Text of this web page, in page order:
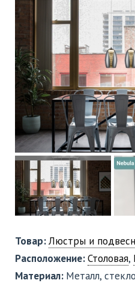
Товар:Люстры и
Расположение:Столовая,
Материал: Металл,